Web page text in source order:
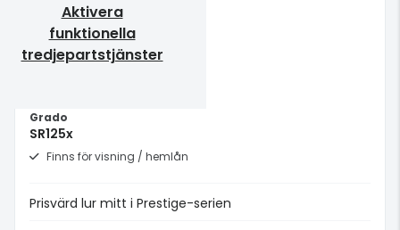
Aktivera
funktionella
tredjepartstjänster
Grado
SR125x
Finns för visning / hemlån
Prisvärd lur mitt i Prestige-serien